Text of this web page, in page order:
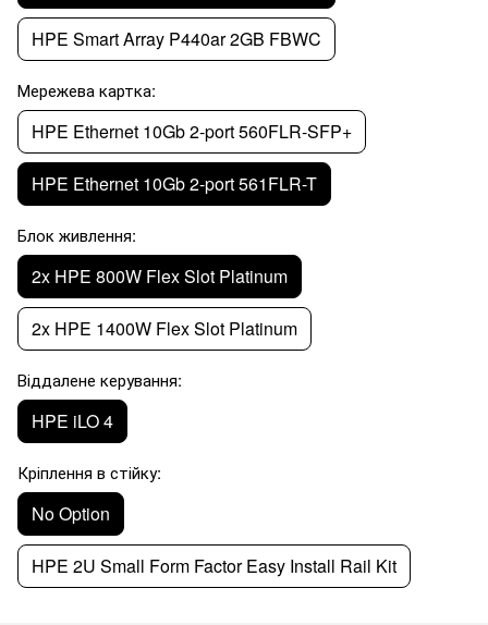
HPE Smart Array P440ar 2GB FBWC
Мережева картка:
HPE Ethernet 10Gb 2-port 560FLR-SFP+
HPE Ethernet 10Gb 2-port 561FLR-T
Блок живлення:
2x HPE 800W Flex Slot Platinum
2x HPE 1400W Flex Slot Platinum
Віддалене керування:
HPE iLO 4
Кріплення в стійку:
No Option
HPE 2U Small Form Factor Easy Install Rail Kit